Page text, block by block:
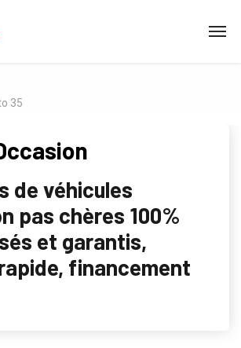
35
de véhicules
pas chères 100%
et garantis,
financement